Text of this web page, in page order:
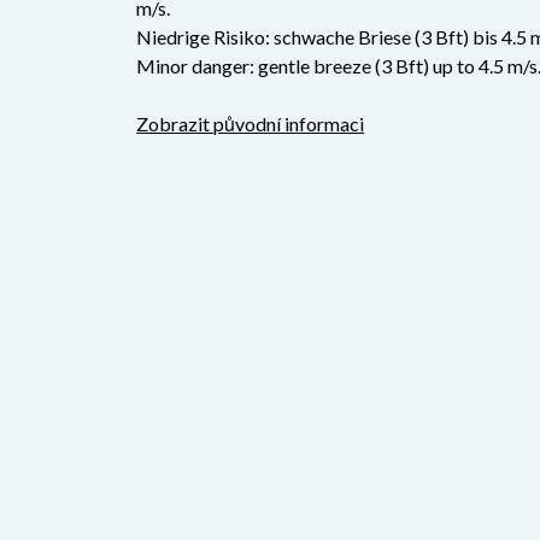
m/s.
Niedrige Risiko: schwache Briese (3 Bft) bis 4.5
Minor danger: gentle breeze (3 Bft) up to 4.5 m/s.
Zobrazit původní informaci